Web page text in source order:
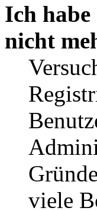
Ich
nicht
viele